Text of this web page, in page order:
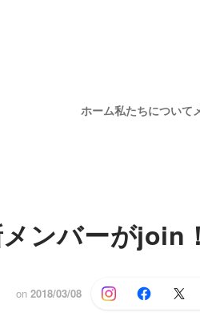
ホーム私たちについて
ンバーがjoin！
on 2018/03/08